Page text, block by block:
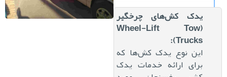
یدک کش‌های چرخگیر
(Wheel-Lift Tow
Trucks):
این نوع یدک کش‌ها که
برای ارائه خدمات یدک